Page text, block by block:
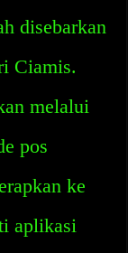
disebarkan
Ciamis.
melalui
pos
ke
aplikasi